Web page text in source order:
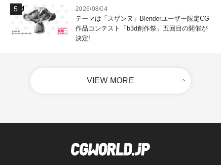
2026/08/04
テーマは「スザンヌ」Blenderユーザー限定CG
作品コンテスト「b3d創作祭」五回目の開催が
決定!
VIEW MORE